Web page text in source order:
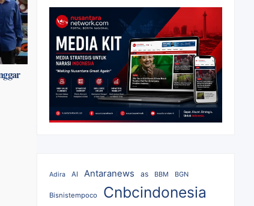
Adira AI Antaranews as BBM BGN
Bisnistempoco Cnbcindonesia